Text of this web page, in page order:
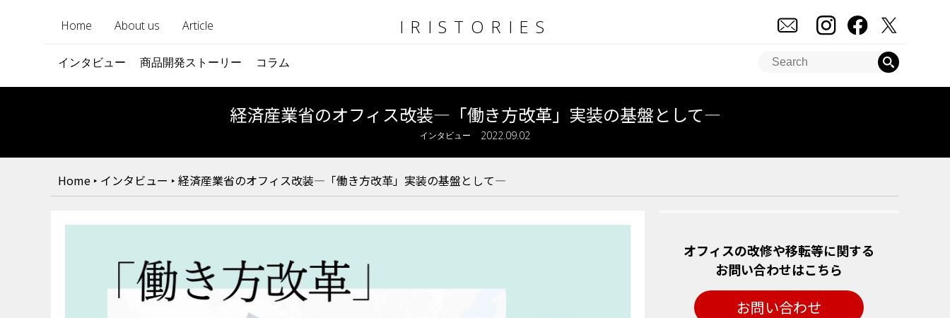
IRISTORIES
Home About us Article
インタビュー 商品開発ストーリー コラム
経済産業省のオフィス改装―「働き方改革」実装の基盤として―
インタビュー 2022.09.02
Home ‣ インタビュー ‣ 経済産業省のオフィス改装―「働き方改革」実装の基盤として―
オフィスの改修や移転等に関する
お問い合わせはこちら
お問い合わせ